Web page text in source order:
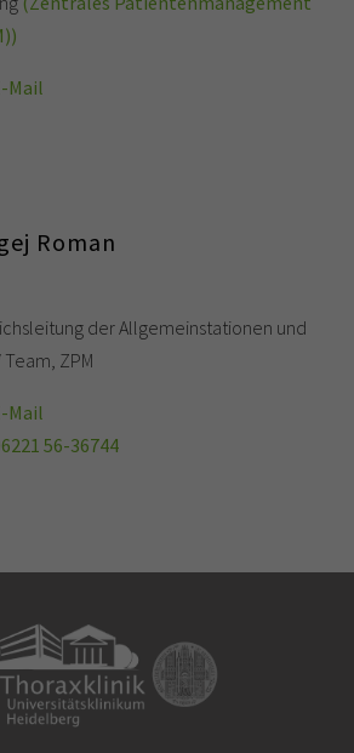
Mail
Roman
der Allgemeinstationen und
Team, ZPM
Mail
56-36744